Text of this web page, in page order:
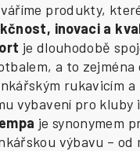
produkty,
inovaci a
je dlouhodobě
a to zejména
rukavicím a
vybavení pro kluby i
je synonymem
výbavu – od